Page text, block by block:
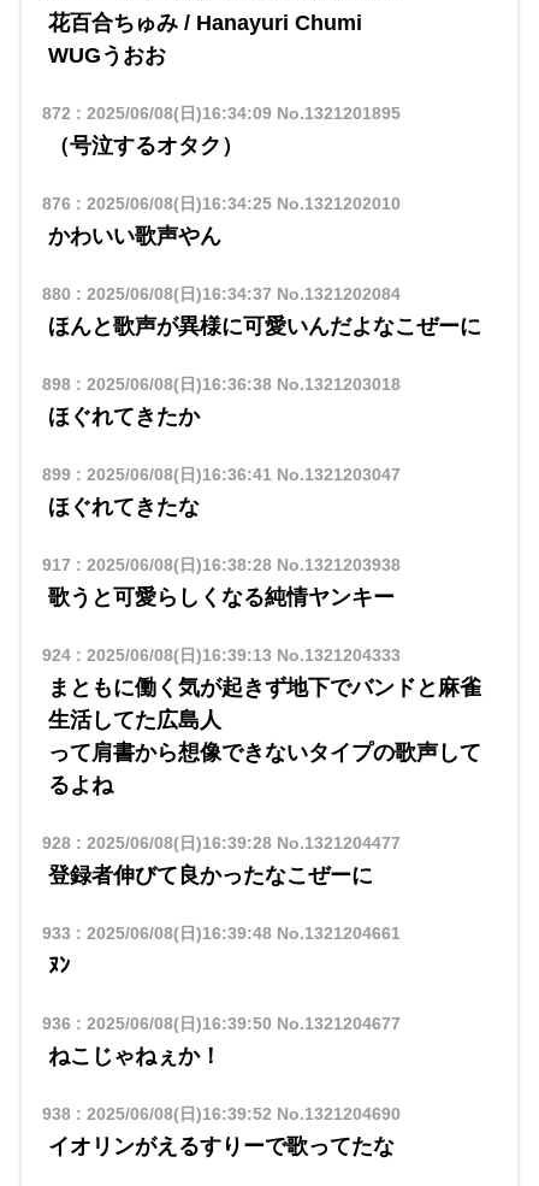
花百合ちゅみ / Hanayuri Chumi
​​WUGうおお
872 : 2025/06/08(日)16:34:09No.1321201895
（号泣するオタク）
876 : 2025/06/08(日)16:34:25No.1321202010
かわいい歌声やん
880 : 2025/06/08(日)16:34:37 No.1321202084
ほんと歌声が異様に可愛いんだよなこぜーに
898: 2025/06/08(日)16:36:38No.1321203018
ほぐれてきたか
899: 2025/06/08(日)16:36:41 No.1321203047
ほぐれてきたな
917 : 2025/06/08(日)16:38:28No.1321203938
歌うと可愛らしくなる純情ヤンキー
924: 2025/06/08(日)16:39:13 No.1321204333
まともに働く気が起きず地下でバンドと麻雀
生活してた広島人
って肩書から想像できないタイプの歌声して
るよね
928: 2025/06/08(日)16:39:28No.1321204477
登録者伸びて良かったなこぜーに
933 : 2025/06/08(日)16:39:48No.1321204661
ﾇﾝ
936 : 2025/06/08(日)16:39:50 No.1321204677
ねこじゃねぇか！
938: 2025/06/08(日)16:39:52 No.1321204690
イオリンがえるすりーで歌ってたな